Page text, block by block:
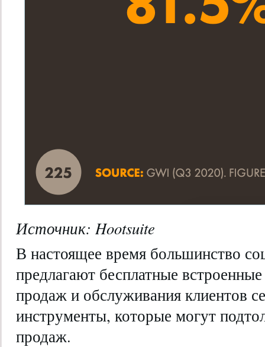
Источник: Hootsuite
В настоящее время большинство
предлагают бесплатные
продаж и обслуживания клиентов
инструменты, которые могут
продаж.